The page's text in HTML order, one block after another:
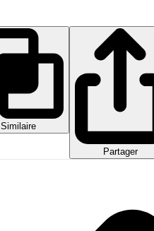
Similaire
Partager